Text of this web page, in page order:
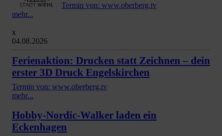
Termin von: www.oberberg.tv
mehr...
x
04.08.2026
Ferienaktion: Drucken statt Zeichnen – dein
erster 3D Druck Engelskirchen
Termin von: www.oberberg.tv
mehr...
Hobby-Nordic-Walker laden ein
Eckenhagen